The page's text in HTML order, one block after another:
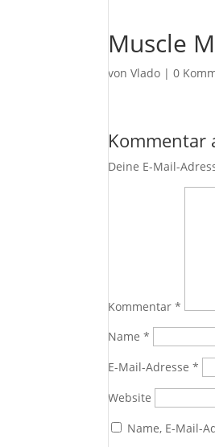
Muscle
vonVlado |0
Kommentar
Deine E-Mail-
Kommentar*
Name*
E-Mail-Adresse*
Website
Name, E-Mail-